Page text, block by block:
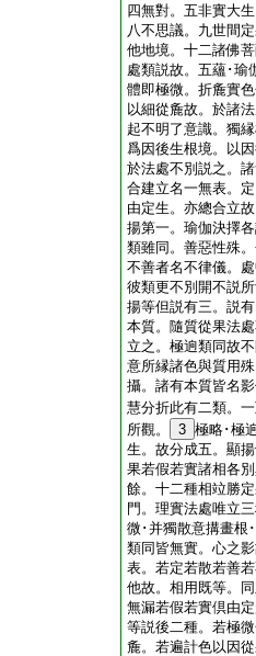
四無對。五非實大
八不思議。九世間
他地境。十二諸佛
處類説故。五蘊･瑜
體即極微。折麁實
以細從麁故。於諸
起不明了意識。獨
爲因後生根境。以
於法處不別説之。
合建立名一無表。
由定生。亦總合立
揚第一。瑜伽決擇
類雖同。善惡性殊
不善者名不律儀。
彼類更不別開不説
揚等但説有三。説
本質。隨質從果法
立之。極逈類同故
意所縁諸色與質用
攝。諸有本質皆名
慧分折此有二類。
所觀。
3 極略･極
生。故分成五。顯
果若假若實諸相各
餘。十二種相竝勝
門。理實法處唯立
微･并獨散意搆畫根
類同皆無實。心之
表。若定若散若善
他故。相用既等。
無漏若假若實倶由
等説後二種。若極
麁。若遍計色以因